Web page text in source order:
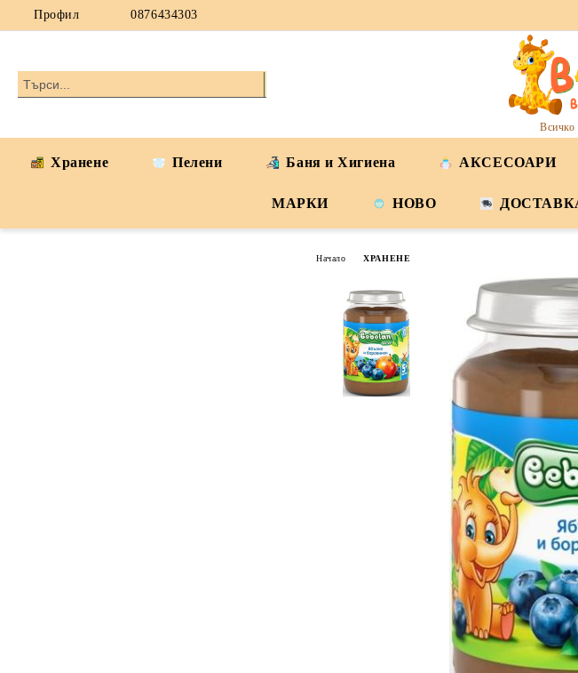
Профил 0876434303
Всичко
Хранене Пелени Баня и Хигиена АКСЕСОАРИ
МАРКИ НОВО
Начало ХРАНЕНЕ